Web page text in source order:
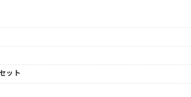
ット